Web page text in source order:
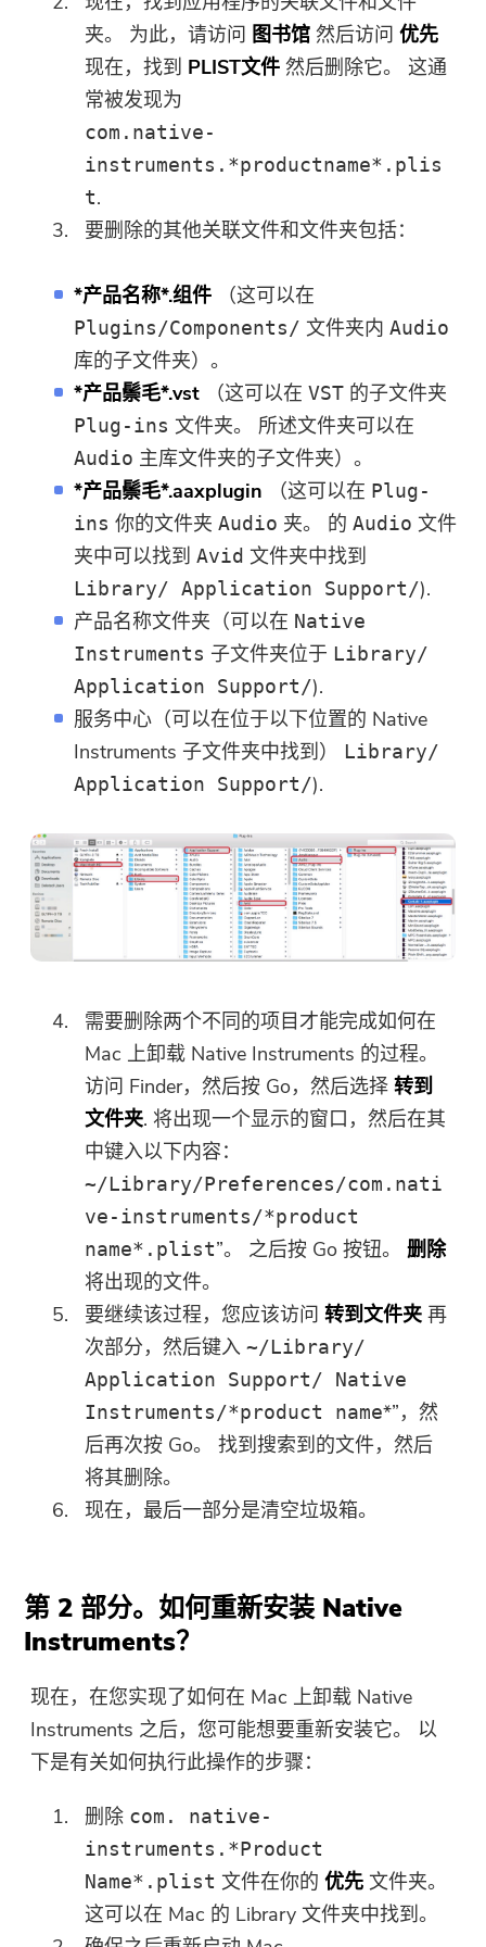
夹。 为此，请访问 图书馆 然后访问优先
现在，找到 PLIST文件 然后删除它。 这通
常被发现为
com.native-
instruments.*productname*.plis
t.
要删除的其他关联文件和文件夹包括：
*产品名称*.组件 （这可以在
Plugins/Components/ 文件夹内Audio
库的子文件夹）。
*产品鬃毛*.vst （这可以在VST 的子文件夹
Plug-ins 文件夹。 所述文件夹可以在
Audio 主库文件夹的子文件夹）。
*产品鬃毛*.aaxplugin （这可以在 Plug-
ins 你的文件夹Audio 夹。 的Audio 文件
夹中可以找到Avid 文件夹中找到
Library/ Application Support/).
产品名称文件夹（可以在 Native
Instruments 子文件夹位于 Library/
Application Support/).
服务中心（可以在位于以下位置的 Native
Instruments 子文件夹中找到）
Library/
Application Support/).
需要删除两个不同的项目才能完成如何在
Mac 上卸载 Native Instruments 的过程。
访问 Finder，然后按 Go，然后选择转到
文件夹. 将出现一个显示的窗口，然后在其
中键入以下内容：
~/Library/Preferences/com.nati
ve-instruments/*product
name*.plist”。 之后按 Go 按钮。删除
将出现的文件。
要继续该过程，您应该访问转到文件夹 再
次部分，然后键入~/Library/
Application Support/ Native
Instruments/*product name*”，然
后再次按 Go。 找到搜索到的文件，然后
将其删除。
现在，最后一部分是清空垃圾箱。
第 2 部分。如何重新安装 Native
Instruments？
现在，在您实现了如何在 Mac 上卸载 Native
Instruments 之后，您可能想要重新安装它。 以
下是有关如何执行此操作的步骤：
删除 com. native-
instruments.*Product
Name*.plist 文件在你的优先 文件夹。
这可以在 Mac 的 Library 文件夹中找到。
你几乎完成。
订阅我们关于 iMyMac 应用程序
的最佳交易和新闻。
温馨提示
这个软件只能是这个软件只能在
Mac上下载和使用。 您可以输入
您的电子邮件地址以获取下载链
接和优惠券代码。 如需购买软
件，请点击
商店.
请输入一个有效的电子邮件地址。
感谢您的订阅！
感谢您的订阅！
电子邮件 user@email.com。 您也可
以点击按钮直接购买软件。
立即购买